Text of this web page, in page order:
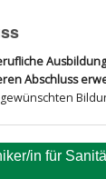
Abschluss
in für